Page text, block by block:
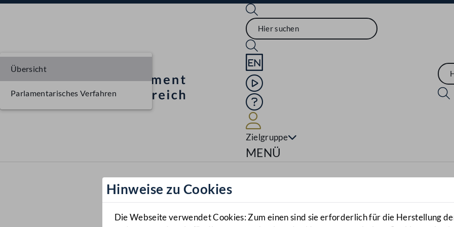
Sprache English
Mediathek
Hilfe
Zielgruppe
Navigationsmenü öffnen
MENÜ
Hinweise zu Cookies
Die Webseite verwendet Cookies: Zum einen sind sie erforderlich für die Herstellung
Übersicht
Parlamentarisches Verfahren